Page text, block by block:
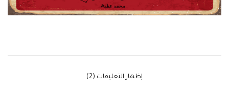
‫إظهار التعليقات (2)